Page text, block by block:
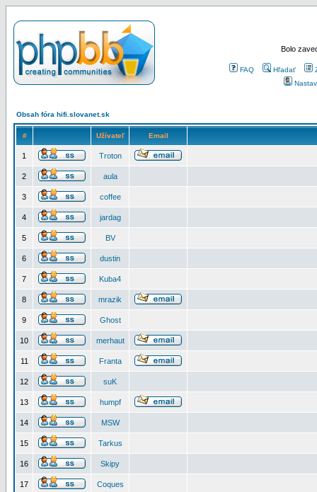
Bolo
FAQ Hľadať
Obsah fóra hifi.slovanet.sk
# Užívateľ Email
1 Troton
2 aula
3 coffee
4 jardag
5 BV
6 dustin
7 Kuba4
8 mrazik
9 Ghost
10 merhaut
11 Franta
12 suK
13 humpf
14 MSW
15 Tarkus
16 Skipy
17 Coques